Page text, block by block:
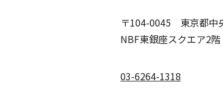
〒104-0045 東京都中
NBF東銀座スクエア2階
03-6264-1318